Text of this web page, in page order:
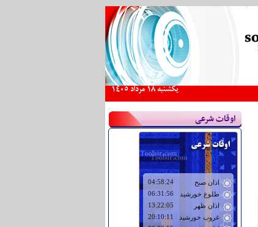
يكشنبه 18 مرداد 1405
اوقات شرعی